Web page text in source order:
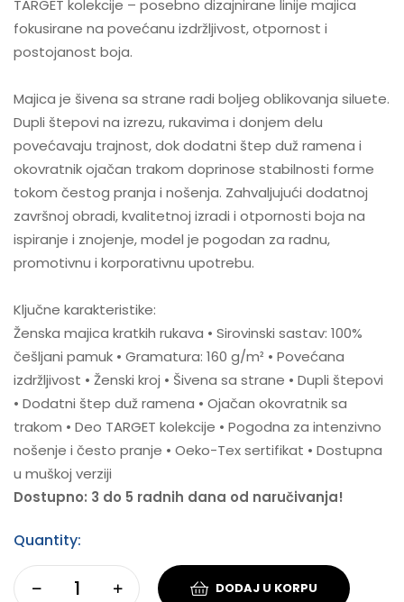
TARGET kolekcije – posebno dizajnirane linije majica
fokusirane na povećanu izdržljivost, otpornost i
postojanost boja.
Majica je šivena sa strane radi boljeg oblikovanja siluete.
Dupli štepovi na izrezu, rukavima i donjem delu
povećavaju trajnost, dok dodatni štep duž ramena i
okovratnik ojačan trakom doprinose stabilnosti forme
tokom čestog pranja i nošenja. Zahvaljujući dodatnoj
završnoj obradi, kvalitetnoj izradi i otpornosti boja na
ispiranje i znojenje, model je pogodan za radnu,
promotivnu i korporativnu upotrebu.
Ključne karakteristike:
Ženska majica kratkih rukava • Sirovinski sastav: 100%
češljani pamuk • Gramatura: 160 g/m² • Povećana
izdržljivost • Ženski kroj • Šivena sa strane • Dupli štepovi
• Dodatni štep duž ramena • Ojačan okovratnik sa
trakom • Deo TARGET kolekcije • Pogodna za intenzivno
nošenje i često pranje • Oeko-Tex sertifikat • Dostupna
u muškoj verziji
Dostupno: 3 do 5 radnih dana od naručivanja!
Quantity:
DODAJ U KORPU